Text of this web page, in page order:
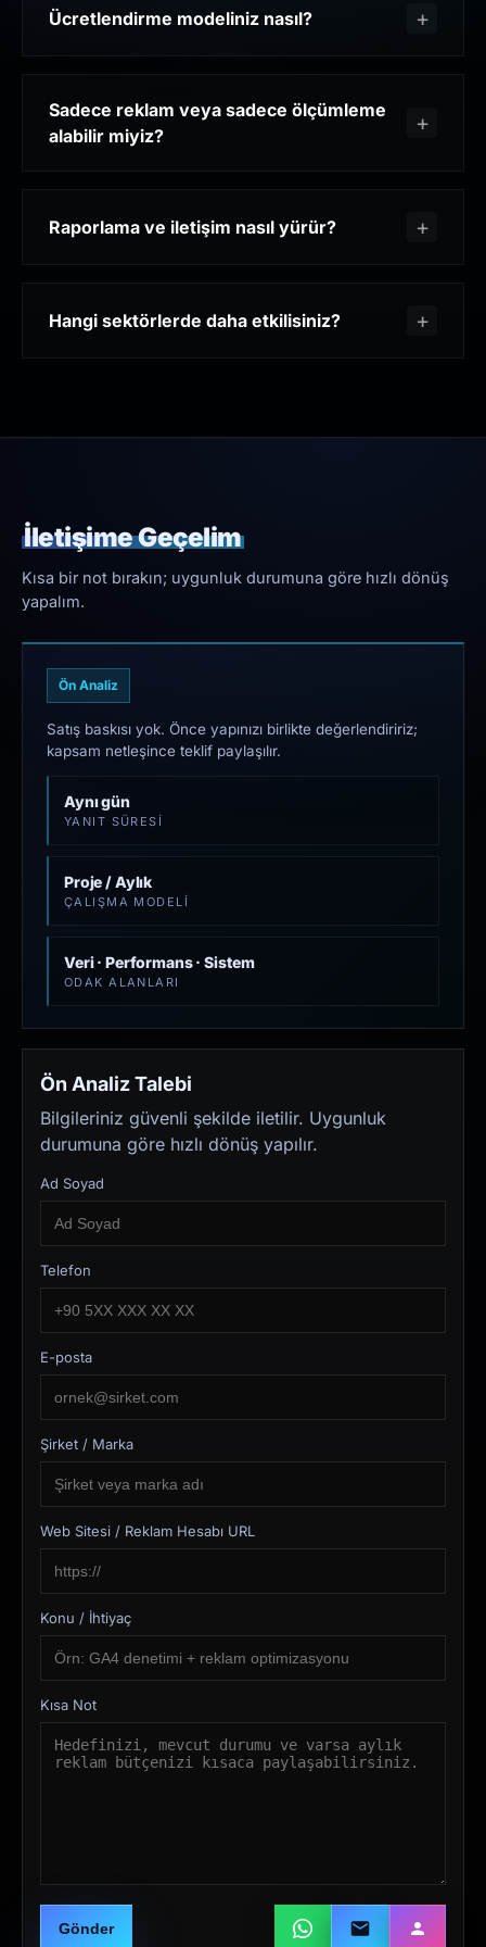
Ücretlendirme modeliniz nasıl?
Sadece reklam veya sadece ölçümleme
alabilir miyiz?
Raporlama ve iletişim nasıl yürür?
Hangi sektörlerde daha etkilisiniz?
İletişime Geçelim
Kısa bir not bırakın; uygunluk durumuna göre hızlı dönüş
yapalım.
Ön Analiz
Satış baskısı yok. Önce yapınızı birlikte değerlendiririz;
kapsam netleşince teklif paylaşılır.
Aynı gün
YANIT SÜRESI
Proje / Aylık
ÇALIŞMA MODELI
Veri · Performans · Sistem
ODAK ALANLARI
Ön Analiz Talebi
Bilgileriniz güvenli şekilde iletilir. Uygunluk
durumuna göre hızlı dönüş yapılır.
Ad Soyad
Telefon
E-posta
Şirket / Marka
Web Sitesi / Reklam Hesabı URL
Konu / İhtiyaç
Kısa Not
Gönder